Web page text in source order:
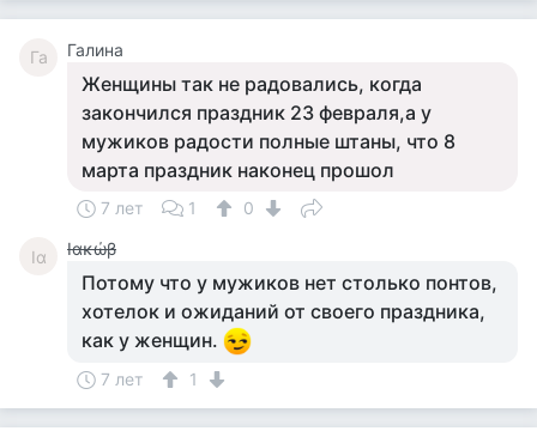
Га Галина
Женщины так не радовались, когда
закончился праздник 23 февраля,а у
мужиков радости полные штаны, что 8
марта праздник наконец прошол
7 лет 1 0
Ια Ιακώβ
Потому что у мужиков нет столько понтов,
хотелок и ожиданий от своего праздника,
как у женщин.
7 лет 1